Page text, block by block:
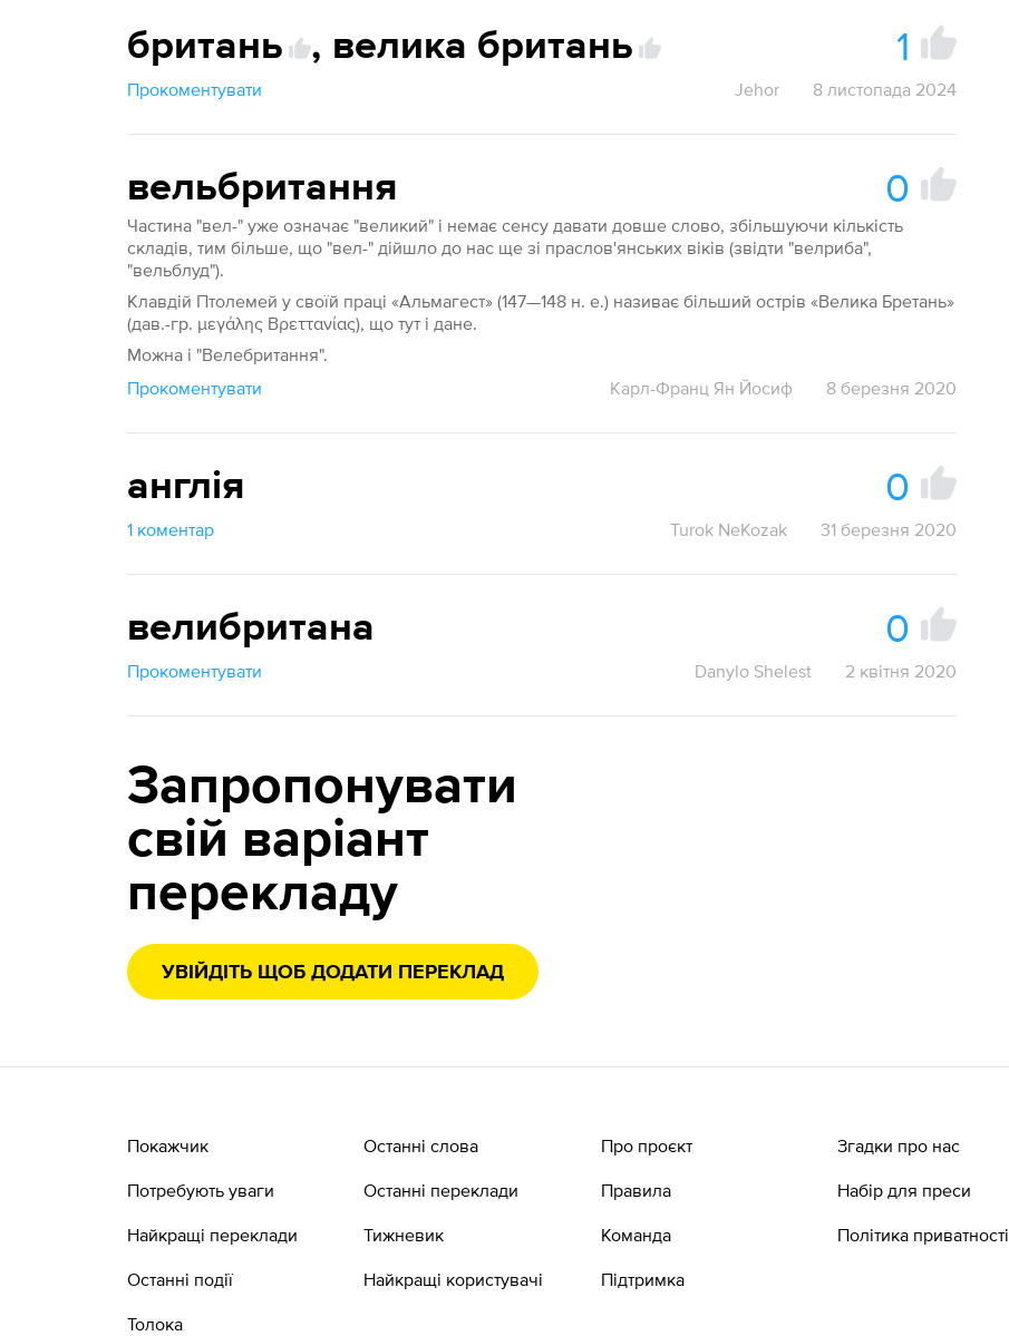
британь , велика британь 1
Прокоментувати Jehor 8 листопада 2024
вельбритання 0
Частина "вел-" уже означає "великий" і немає сенсу давати довше слово, збільшуючи кількість
складів, тим більше, що "вел-" дійшло до нас ще зі праслов'янських віків (звідти "велриба",
"вельблуд").
Клавдій Птолемей у своїй праці «Альмагест» (147—148 н. е.) називає більший острів «Велика Бретань»
(дав.-гр. μεγάλης Βρεττανίας), що тут і дане.
Можна і "Велебритання".
Прокоментувати
Карл-Франц Ян Йосиф 8 березня 2020
англія 0
1 коментар Turok NeKozak 31 березня 2020
велибритана 0
Прокоментувати Danylo Shelest 2 квітня 2020
Запропонувати
свій варіант
перекладу
УВІЙДІТЬ ЩОБ ДОДАТИ ПЕРЕКЛАД
Покажчик
Потребують уваги
Найкращі переклади
Останні події
Толока
Останні слова
Останні переклади
Тижневик
Найкращі користувачі
Про проєкт
Правила
Команда
Підтримка
Згадки про нас
Набір для преси
Політика приватності